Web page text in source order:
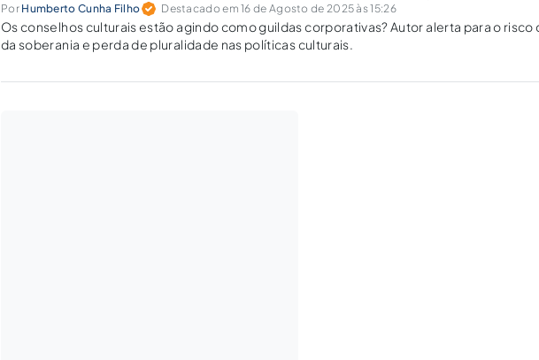
Por Humberto Cunha Filho Destacado em 16 de Agosto de 2025 às 15:26
Os conselhos culturais estão agindo como guildas corporativas? Autor alerta para o risco
da soberania e perda de pluralidade nas políticas culturais.